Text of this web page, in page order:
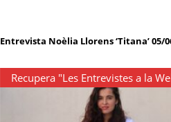
Entrevista Noèlia Llorens ‘Titana’ 05/
Recupera "Les Entrevistes a la